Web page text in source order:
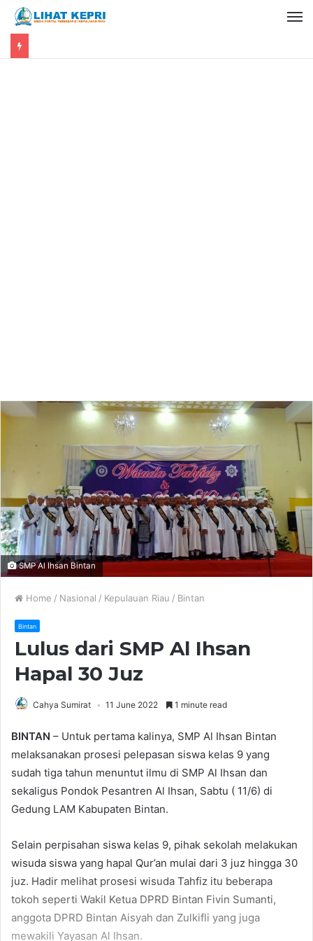
SMP Al Ihsan Bintan
Home / Nasional / Kepulauan Riau / Bintan
Bintan
Lulus dari SMP Al Ihsan
Hapal 30 Juz
Cahya Sumirat 11 June 2022 1 minute read
BINTAN – Untuk pertama kalinya, SMP Al Ihsan Bintan
melaksanakan prosesi pelepasan siswa kelas 9 yang
sudah tiga tahun menuntut ilmu di SMP Al Ihsan dan
sekaligus Pondok Pesantren Al Ihsan, Sabtu ( 11/6) di
Gedung LAM Kabupaten Bintan.
Selain perpisahan siswa kelas 9, pihak sekolah melakukan
wisuda siswa yang hapal Qur’an mulai dari 3 juz hingga 30
juz. Hadir melihat prosesi wisuda Tahfiz itu beberapa
tokoh seperti Wakil Ketua DPRD Bintan Fivin Sumanti,
anggota DPRD Bintan Aisyah dan Zulkifli yang juga
mewakili Yayasan Al Ihsan.